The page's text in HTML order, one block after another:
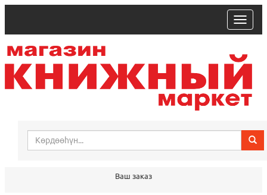
trk
Ваш заказ